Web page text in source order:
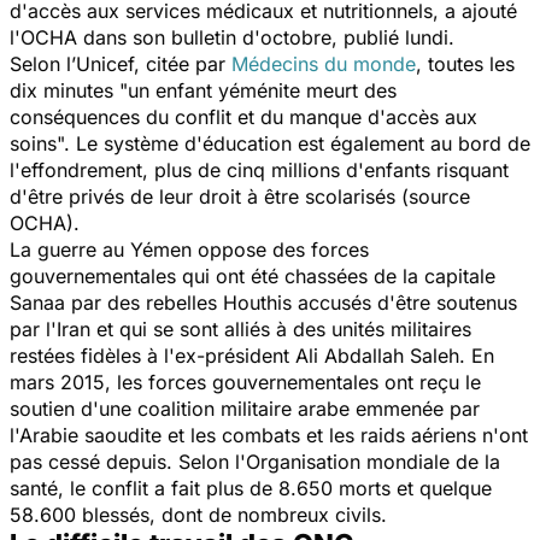
d'accès aux services médicaux et nutritionnels, a ajouté
l'OCHA dans son bulletin d'octobre, publié lundi.
Selon l’Unicef, citée par Médecins du monde, toutes les
dix minutes "un enfant yéménite meurt des
conséquences du conflit et du manque d'accès aux
soins". Le système d'éducation est également au bord de
l'effondrement, plus de cinq millions d'enfants risquant
d'être privés de leur droit à être scolarisés (source
OCHA).
La guerre au Yémen oppose des forces
gouvernementales qui ont été chassées de la capitale
Sanaa par des rebelles Houthis accusés d'être soutenus
par l'Iran et qui se sont alliés à des unités militaires
restées fidèles à l'ex-président Ali Abdallah Saleh. En
mars 2015, les forces gouvernementales ont reçu le
soutien d'une coalition militaire arabe emmenée par
l'Arabie saoudite et les combats et les raids aériens n'ont
pas cessé depuis. Selon l'Organisation mondiale de la
santé, le conflit a fait plus de 8.650 morts et quelque
58.600 blessés, dont de nombreux civils.